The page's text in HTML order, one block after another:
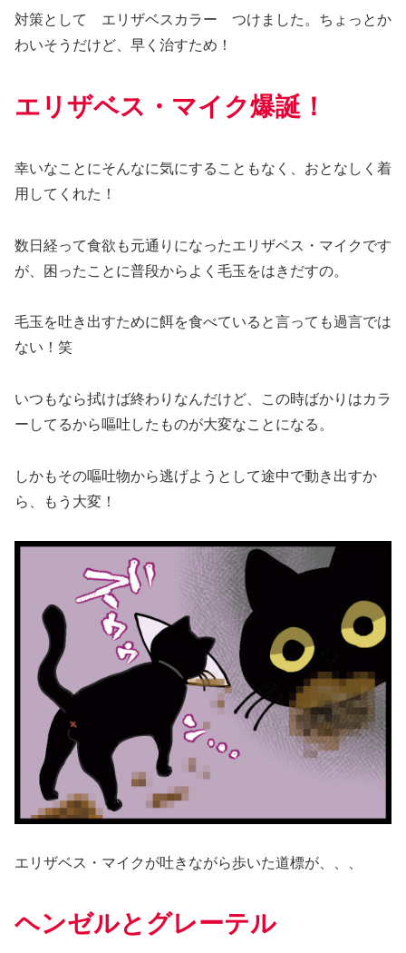
対策として エリザベスカラー つけました。ちょっとか
わいそうだけど、早く治すため！
エリザベス・マイク爆誕！
幸いなことにそんなに気にすることもなく、おとなしく着
用してくれた！
数日経って食欲も元通りになったエリザベス・マイクです
が、困ったことに普段からよく毛玉をはきだすの。
毛玉を吐き出すために餌を食べていると言っても過言では
ない！笑
いつもなら拭けば終わりなんだけど、この時ばかりはカラ
ーしてるから嘔吐したものが大変なことになる。
しかもその嘔吐物から逃げようとして途中で動き出すか
ら、もう大変！
エリザベス・マイクが吐きながら歩いた道標が、、、
ヘンゼルとグレーテル